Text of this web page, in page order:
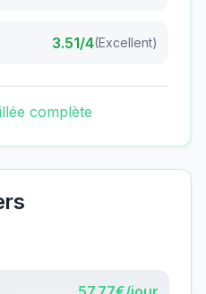
3.51/4(Excellent)
complète